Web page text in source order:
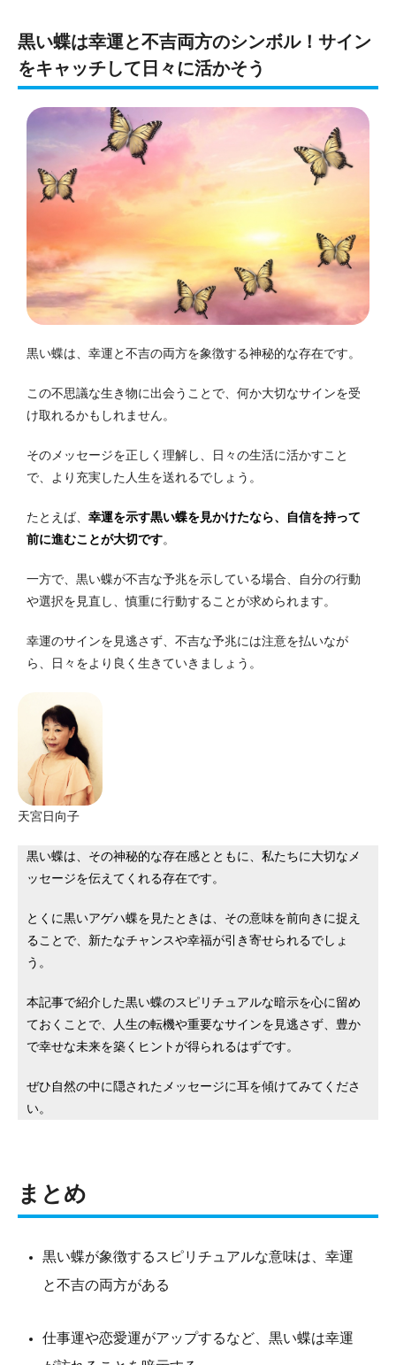
黒い蝶は幸運と不吉両方のシンボル！サイン
をキャッチして日々に活かそう
黒い蝶は、幸運と不吉の両方を象徴する神秘的な存在です。
この不思議な生き物に出会うことで、何か大切なサインを受
け取れるかもしれません。
そのメッセージを正しく理解し、日々の生活に活かすこと
で、より充実した人生を送れるでしょう。
たとえば、 幸運を示す黒い蝶を見かけたなら、自信を持って
前に進むことが大切です。
一方で、黒い蝶が不吉な予兆を示している場合、自分の行動
や選択を見直し、慎重に行動することが求められます。
幸運のサインを見逃さず、不吉な予兆には注意を払いなが
ら、日々をより良く生きていきましょう。
天宮日向子
黒い蝶は、その神秘的な存在感とともに、私たちに大切なメ
ッセージを伝えてくれる存在です。
とくに黒いアゲハ蝶を見たときは、その意味を前向きに捉え
ることで、新たなチャンスや幸福が引き寄せられるでしょ
う。
本記事で紹介した黒い蝶のスピリチュアルな暗示を心に留め
ておくことで、人生の転機や重要なサインを見逃さず、豊か
で幸せな未来を築くヒントが得られるはずです。
ぜひ自然の中に隠されたメッセージに耳を傾けてみてくださ
い。
まとめ
黒い蝶が象徴するスピリチュアルな意味は、幸運
と不吉の両方がある
仕事運や恋愛運がアップするなど、黒い蝶は幸運